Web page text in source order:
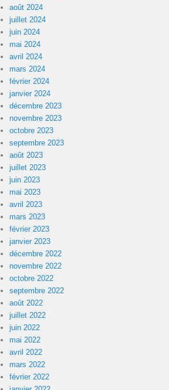
août 2024
juillet 2024
juin 2024
mai 2024
avril 2024
mars 2024
février 2024
janvier 2024
décembre 2023
novembre 2023
octobre 2023
septembre 2023
août 2023
juillet 2023
juin 2023
mai 2023
avril 2023
mars 2023
février 2023
janvier 2023
décembre 2022
novembre 2022
octobre 2022
septembre 2022
août 2022
juillet 2022
juin 2022
mai 2022
avril 2022
mars 2022
février 2022